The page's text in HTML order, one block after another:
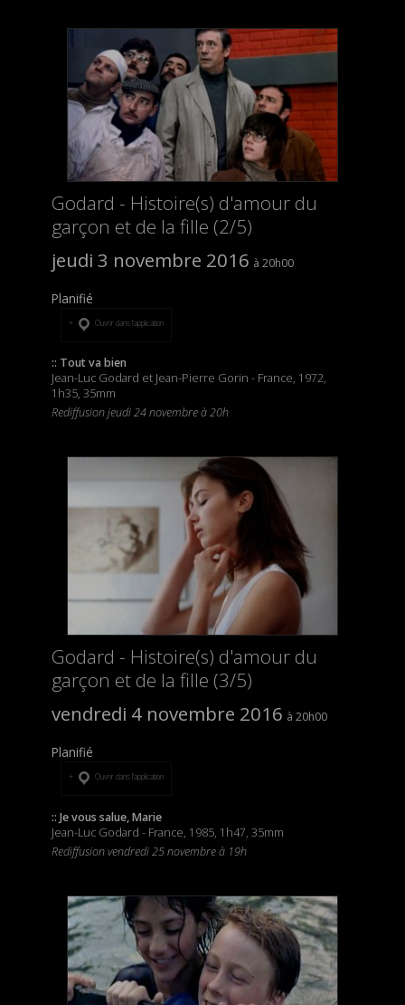
Godard - Histoire(s) d'amour du
garçon et de la fille (2/5)
jeudi 3 novembre 2016
20h00
Planifié
Ouvrir dans l’application
:: Tout va bien
Jean-Luc Godard et Jean-Pierre Gorin - France, 1972,
1h35, 35mm
Rediffusion jeudi 24 novembre à 20h
Godard - Histoire(s) d'amour du
garçon et de la fille (3/5)
vendredi 4 novembre 2016
20h00
Planifié
Ouvrir dans l’application
:: Je vous salue, Marie
Jean-Luc Godard - France, 1985, 1h47, 35mm
Rediffusion vendredi 25 novembre à 19h